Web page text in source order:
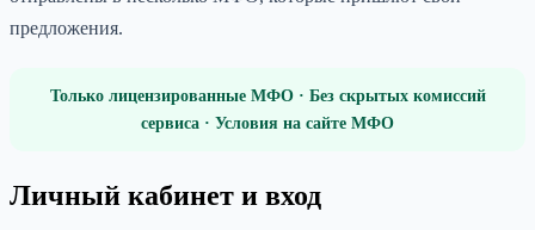
предложения.
Только лицензированные МФО · Без скрытых комиссий
сервиса · Условия на сайте МФО
Личный кабинет и вход